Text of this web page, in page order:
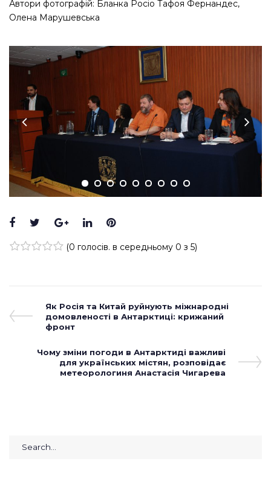
Автори фотографій: Бланка Росіо Тафоя Фернандес,
Олена Марушевська
Facebook
TwitterGoogle+
LinkedInPinterest
(0 голосів. в середньому 0 з 5)
Навігація
записів
Previous
Post
Як Росія та Китай руйнують міжнародні
домовленості в Антарктиці: крижаний
фронт
Next
Чому зміни погоди в Антарктиді важливі
для українських містян, розповідає
метеорологиня Анастасія Чигарева
Search